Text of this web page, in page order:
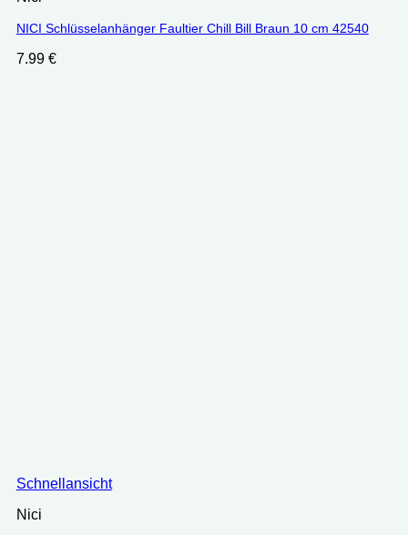
NICI Schlüsselanhänger Faultier Chill Bill Braun 10 cm 42540
7.99 €
Schnellansicht
Nici